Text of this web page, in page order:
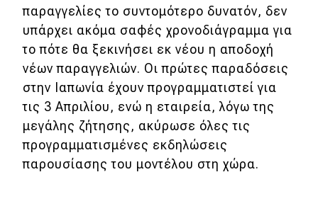
παραγγελίες το συντομότερο δυνατόν, δεν
υπάρχει ακόμα σαφές χρονοδιάγραμμα για
το πότε θα ξεκινήσει εκ νέου η αποδοχή
νέων παραγγελιών. Οι πρώτες παραδόσεις
στην Ιαπωνία έχουν προγραμματιστεί για
τις 3 Απριλίου, ενώ η εταιρεία, λόγω της
μεγάλης ζήτησης, ακύρωσε όλες τις
προγραμματισμένες εκδηλώσεις
παρουσίασης του μοντέλου στη χώρα.